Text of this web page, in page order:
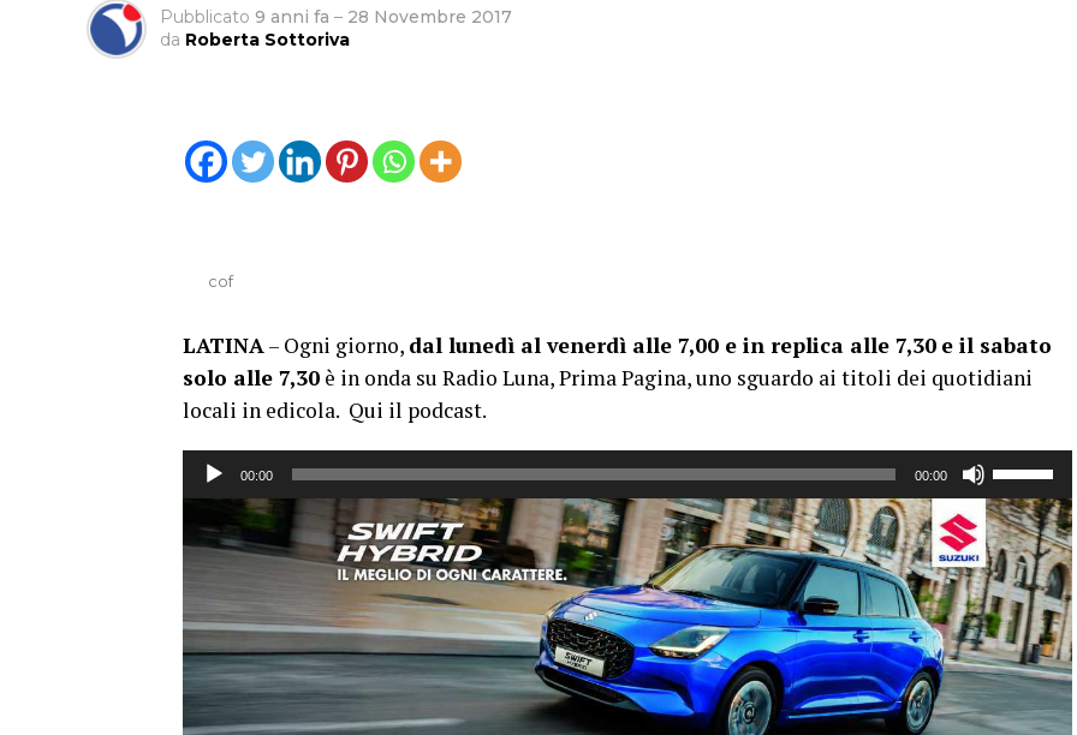
Pubblicato 9 anni fa – 28 Novembre 2017
da Roberta Sottoriva
cof
LATINA– Ogni giorno, dal lunedì al venerdì alle 7,00 e in replica alle 7,30 e il sabato
solo alle 7,30 è in onda su Radio Luna, Prima Pagina, uno sguardo ai titoli dei quotidiani
locali in edicola. Qui il podcast.
Audio
00:00 00:00
tasti
freccia
su/giù
per
o
diminuire
il